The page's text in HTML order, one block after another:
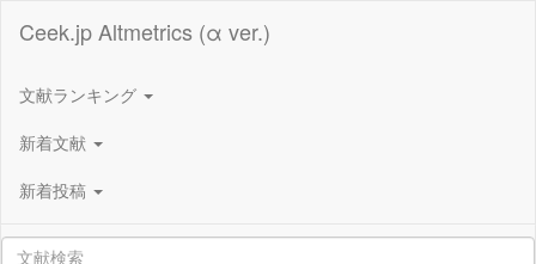
Ceek.jp Altmetrics (α ver.)
文献ランキング
新着文献
新着投稿